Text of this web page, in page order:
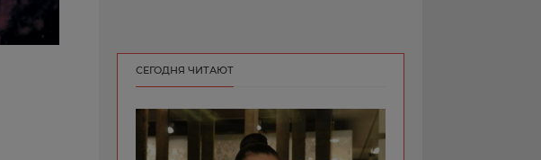
СЕГОДНЯ ЧИТАЮТ